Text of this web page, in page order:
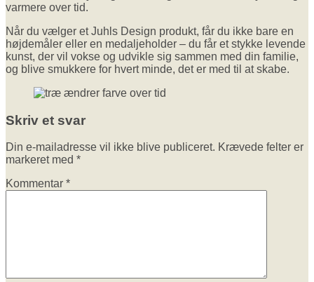
varmere over tid.
Når du vælger et Juhls Design produkt, får du ikke bare en
højdemåler eller en medaljeholder – du får et stykke levende
kunst, der vil vokse og udvikle sig sammen med din familie,
og blive smukkere for hvert minde, det er med til at skabe.
Skriv et svar
Din e-mailadresse vil ikke blive publiceret. Krævede felter er
markeret med *
Kommentar *